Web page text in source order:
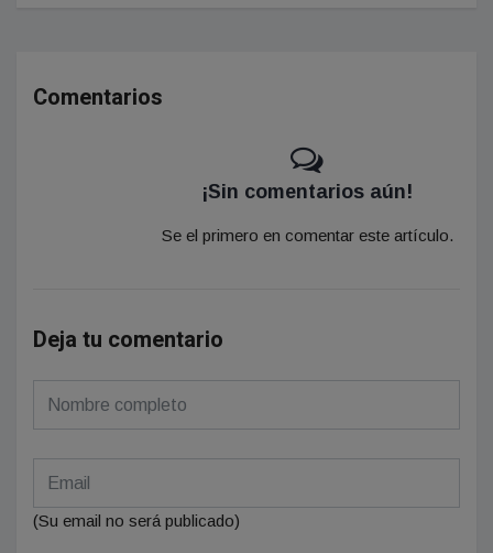
Comentarios
¡Sin comentarios aún!
Se el primero en comentar este artículo.
Deja tu comentario
(Su email no será publicado)